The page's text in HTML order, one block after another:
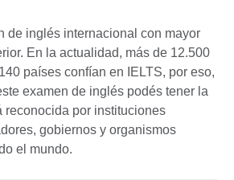
de inglés internacional con mayor
En la actualidad, más de 12.500
países confían en IELTS, por eso,
examen de inglés podés tener la
reconocida por instituciones
gobiernos y organismos
el mundo.